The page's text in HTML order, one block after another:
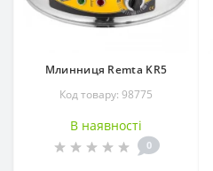
Млинниця Remta KR5
Код товару: 98775
В наявності
0